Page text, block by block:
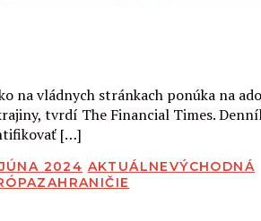
na vládnych stránkach ponúka na
tvrdí The Financial Times.
[…]
2024 AKTUÁLNEVÝCHODNÁ
ZAHRANIČIE